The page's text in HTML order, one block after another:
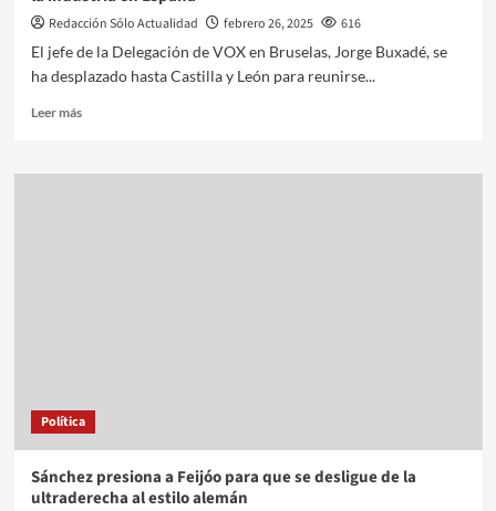
Redacción Sólo Actualidad febrero 26, 2025
616
El jefe de la Delegación de VOX en Bruselas, Jorge Buxadé, se
ha desplazado hasta Castilla y León para reunirse...
Leer más
Política
Sánchez presiona a Feijóo para que se desligue de la
ultraderecha al estilo alemán